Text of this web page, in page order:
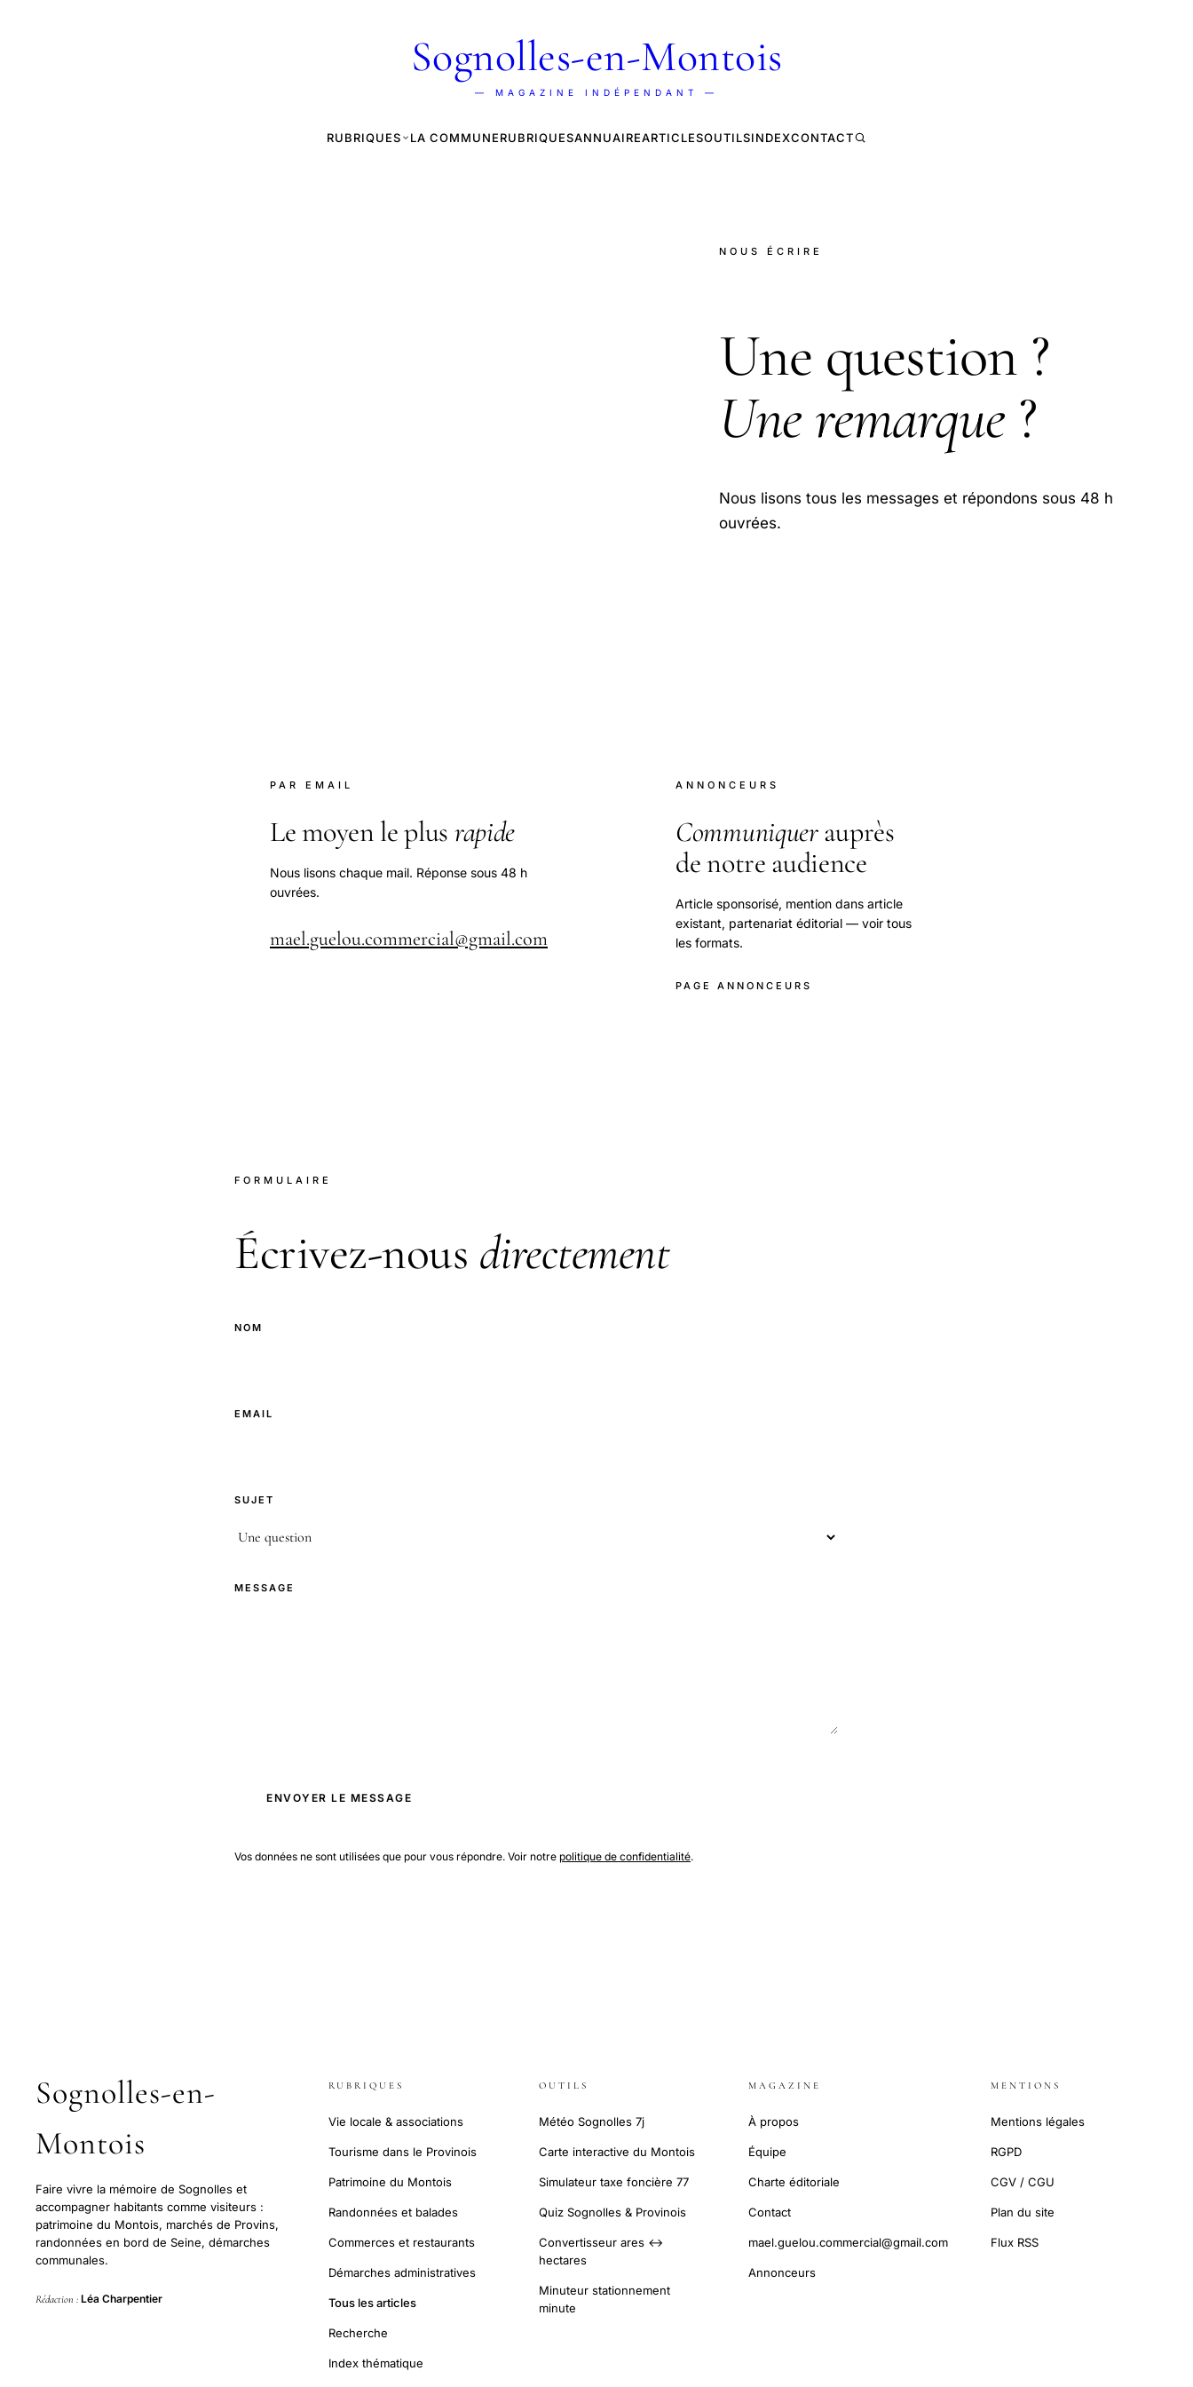
Sognolles-en-Montois
— MAGAZINE INDÉPENDANT —
RUBRIQUES LA COMMUNERUBRIQUESANNUAIREARTICLESOUTILSINDEXCONTACT
NOUS ÉCRIRE
Une question ?
Une remarque?
Nous lisons tous les messages et répondons sous 48 h
ouvrées.
PAR EMAIL
Le moyen le plus rapide
Nous lisons chaque mail. Réponse sous 48 h
ouvrées.
mael.guelou.commercial@gmail.com
ANNONCEURS
Communiquerauprès
de notre audience
Article sponsorisé, mention dans article
existant, partenariat éditorial — voir tous
les formats.
PAGE ANNONCEURS
FORMULAIRE
Écrivez-nous directement
NOM
EMAIL
SUJET
MESSAGE
ENVOYER LE MESSAGE
Vos données ne sont utilisées que pour vous répondre. Voir notre politique de confidentialité.
Sognolles-en-
Montois
Faire vivre la mémoire de Sognolles et
accompagner habitants comme visiteurs :
patrimoine du Montois, marchés de Provins,
randonnées en bord de Seine, démarches
communales.
Rédaction : Léa Charpentier
RUBRIQUES
Vie locale & associations
Tourisme dans le Provinois
Patrimoine du Montois
Randonnées et balades
Commerces et restaurants
Démarches administratives
Tous les articles
Recherche
Index thématique
OUTILS
Météo Sognolles 7j
Carte interactive du Montois
Simulateur taxe foncière 77
Quiz Sognolles & Provinois
Convertisseur ares ↔
hectares
Minuteur stationnement
minute
MAGAZINE
À propos
Équipe
Charte éditoriale
Contact
mael.guelou.commercial@gmail.com
Annonceurs
MENTIONS
Mentions légales
RGPD
CGV / CGU
Plan du site
Flux RSS